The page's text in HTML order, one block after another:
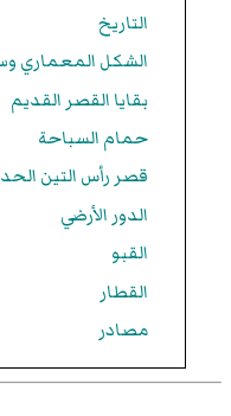
التاريخ
الشكل المعماري
بقايا القصر القديم
حمام السباحة
قصر رأس التين
الدور الأرضي
القبو
القطار
مصادر